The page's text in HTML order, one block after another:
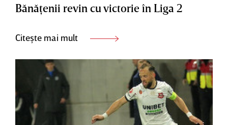
Bănăţenii revin cu victorie în Liga 2
Citește mai mult